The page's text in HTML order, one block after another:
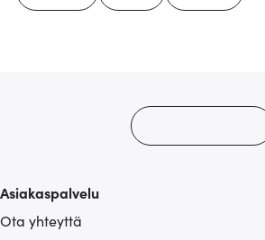
Asiakaspalvelu
Ota yhteyttä